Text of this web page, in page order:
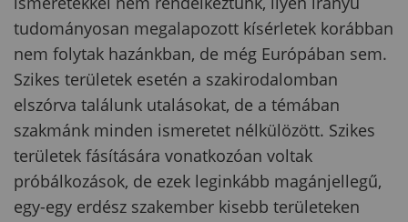
tudományosan megalapozott kísérletek korábban
nem folytak hazánkban, de még Európában sem.
Szikes területek esetén a szakirodalomban
elszórva találunk utalásokat, de a témában
szakmánk minden ismeretet nélkülözött. Szikes
területek fásítására vonatkozóan voltak
próbálkozások, de ezek leginkább magánjellegű,
egy-egy erdész szakember kisebb területeken